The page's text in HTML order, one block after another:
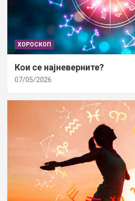
ХОРОСКОП
Кои се најневерните?
07/05/2026